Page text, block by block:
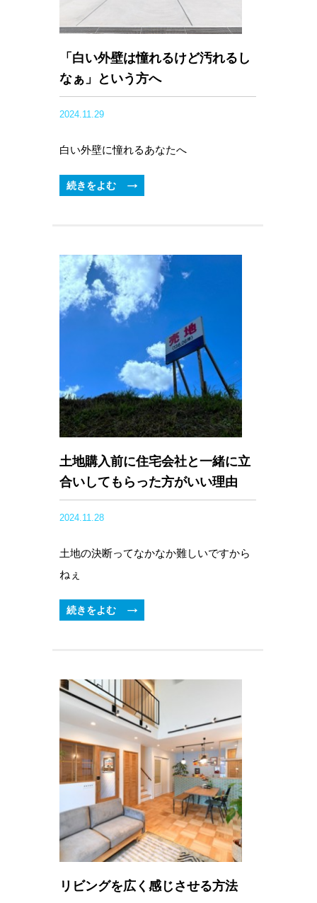
「白い外壁は憧れるけど汚れるし
なぁ」という方へ
2024.11.29
白い外壁に憧れるあなたへ
続きをよむ
土地購入前に住宅会社と一緒に立
合いしてもらった方がいい理由
2024.11.28
土地の決断ってなかなか難しいですから
ねぇ
続きをよむ
リビングを広く感じさせる方法